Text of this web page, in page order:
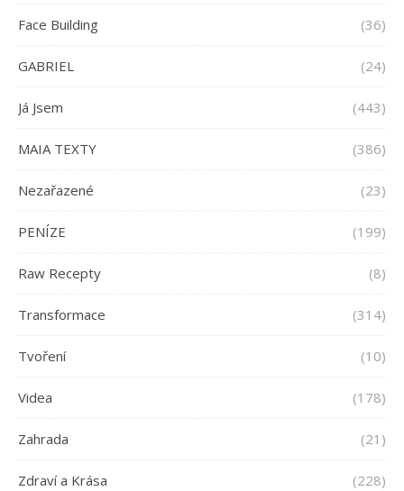
Face Building (36)
GABRIEL (24)
Já Jsem (443)
MAIA TEXTY (386)
Nezařazené (23)
PENÍZE (199)
Raw Recepty (8)
Transformace (314)
Tvoření (10)
Videa (178)
Zahrada (21)
Zdraví a Krása (228)